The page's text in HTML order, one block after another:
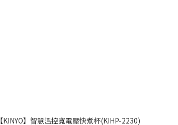
【KINYO】智慧溫控寬電壓快煮杯(KIHP-2230)